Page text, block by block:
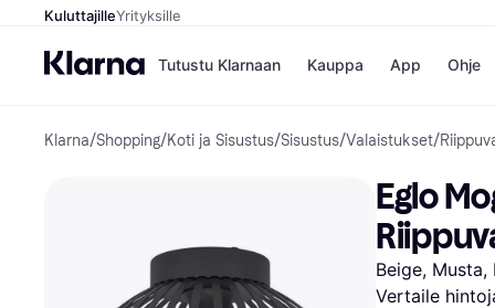
KuluttajilleYrityksille
Tutustu Klarnaan Kauppa
Kaupat
Gigantti
H&M
Peten
Wolt
App Ohje
Klarna/Shopping/Koti ja Sisustus/Sisustus/Valaistukset/
Eglo
Beige, Musta,
Vertaile